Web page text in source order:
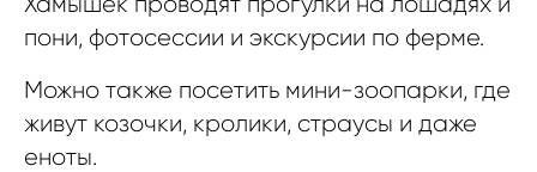
пони, фотосессии и экскурсии по ферме.
Можно также посетить мини-зоопарки, где
живут козочки, кролики, страусы и даже
еноты.